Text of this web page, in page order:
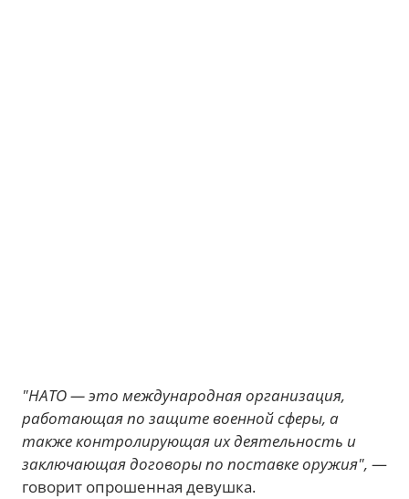
"НАТО — это международная организация,
работающая по защите военной сферы, а
также контролирующая их деятельность и
заключающая договоры по поставке оружия", —
говорит опрошенная девушка.